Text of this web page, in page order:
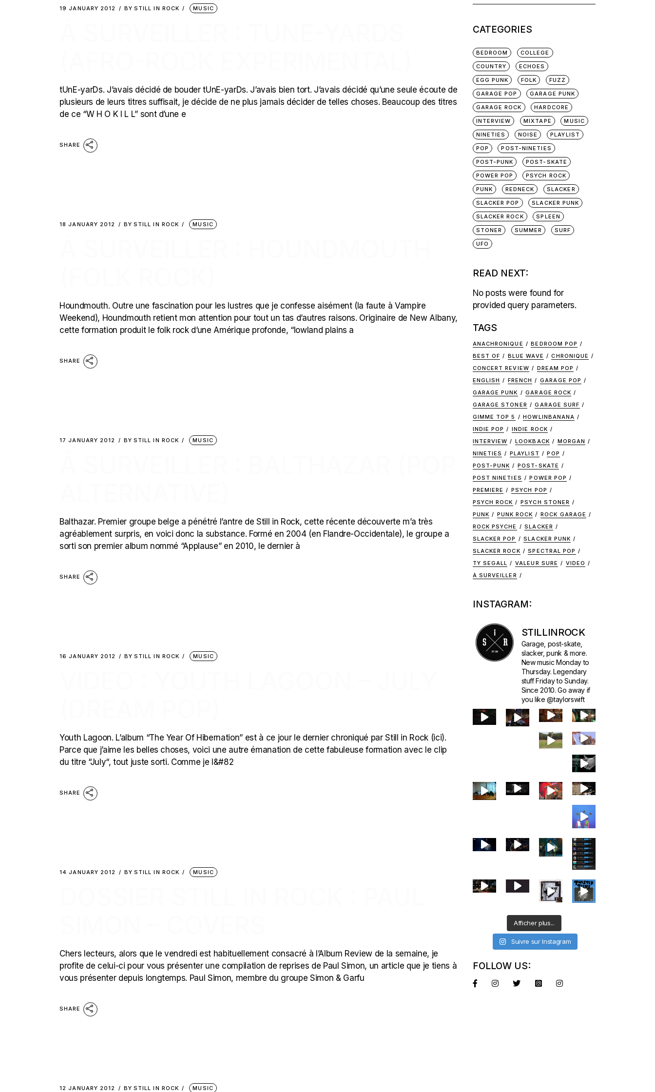
19 JANUARY 2012 BY STILL IN ROCK MUSIC
tUnE-yarDs. J’avais décidé de bouder tUnE-yarDs. J’avais bien tort. J’avais décidé qu’une seule écoute de
plusieurs de leurs titres suffisait, je décide de ne plus jamais décider de telles choses. Beaucoup des titres
de ce “W H O K I L L” sont d’une e
SHARE
18 JANUARY 2012 BY STILL IN ROCK MUSIC
Houndmouth. Outre une fascination pour les lustres que je confesse aisément (la faute à Vampire
Weekend), Houndmouth retient mon attention pour tout un tas d’autres raisons. Originaire de New Albany,
cette formation produit le folk rock d’une Amérique profonde, “lowland plains a
SHARE
17 JANUARY 2012 BY STILL IN ROCK MUSIC
Balthazar. Premier groupe belge a pénétré l’antre de Still in Rock, cette récente découverte m’a très
agréablement surpris, en voici donc la substance. Formé en 2004 (en Flandre-Occidentale), le groupe a
sorti son premier album nommé “Applause” en 2010, le dernier à
SHARE
16 JANUARY 2012 BY STILL IN ROCK MUSIC
Youth Lagoon. L’album “The Year Of Hibernation” est à ce jour le dernier chroniqué par Still in Rock (ici).
Parce que j’aime les belles choses, voici une autre émanation de cette fabuleuse formation avec le clip
du titre “July“, tout juste sorti. Comme je l&#82
SHARE
14 JANUARY 2012 BY STILL IN ROCK MUSIC
Chers lecteurs, alors que le vendredi est habituellement consacré à l’Album Review de la semaine, je
profite de celui-ci pour vous présenter une compilation de reprises de Paul Simon, un article que je tiens à
vous présenter depuis longtemps. Paul Simon, membre du groupe Simon & Garfu
SHARE
12 JANUARY 2012 BY STILL IN ROCK MUSIC
CATEGORIES
BEDROOM
COLLEGE
COUNTRY
ECHOES
EGG PUNK
FOLK
FUZZ
GARAGE POP
GARAGE PUNK
GARAGE ROCK
HARDCORE
INTERVIEW
MIXTAPE
MUSIC
NINETIES
NOISE
PLAYLIST
POP
POST-NINETIES
POST-PUNK
POST-SKATE
POWER POP
PSYCH ROCK
PUNK
REDNECK
SLACKER
SLACKER POP
SLACKER PUNK
SLACKER ROCK
SPLEEN
STONER
SUMMER
SURF
UFO
READ NEXT:
No posts were found for
provided query parameters.
TAGS
ANACHRONIQUE
BEDROOM POP
BEST OF
BLUE WAVE
CHRONIQUE
CONCERT REVIEW
DREAM POP
ENGLISH
FRENCH
GARAGE POP
GARAGE PUNK
GARAGE ROCK
GARAGE STONER
GARAGE SURF
GIMME TOP 5
HOWLINBANANA
INDIE POP
INDIE ROCK
INTERVIEW
LOOKBACK
MORGAN
NINETIES
PLAYLIST
POP
POST-PUNK
POST-SKATE
POST NINETIES
POWER POP
PREMIERE
PSYCH POP
PSYCH ROCK
PSYCH STONER
PUNK
PUNK ROCK
ROCK GARAGE
ROCK PSYCHE
SLACKER
SLACKER POP
SLACKER PUNK
SLACKER ROCK
SPECTRAL POP
TY SEGALL
VALEUR SURE
VIDEO
À SURVEILLER
INSTAGRAM:
STILLINROCK
Garage, post-skate,
slacker, punk & more.
New music Monday to
Thursday. Legendary
stuff Friday to Sunday.
Since 2010. Go away if
you like @taylorswift
Afficher plus...
Suivre sur Instagram
FOLLOW US: